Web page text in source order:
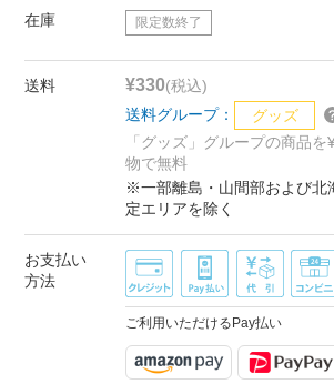
在庫 限定数終了
送料 ¥330(税込)
送料グループ：
グッズ
「グッズ」グループの商品
物で無料
※一部離島・山間部および北
定エリアを除く
お支払い
方法
ご利用いただけるPay払い